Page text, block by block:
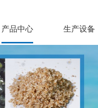
产品中心 生产设备